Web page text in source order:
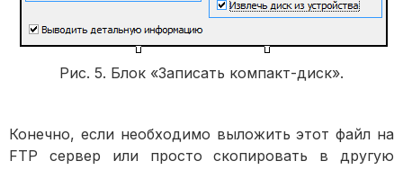
Рис. 5. Блок «Записать компакт-диск».
Конечно, если необходимо выложить этот файл на
FTP сервер или просто скопировать в другую